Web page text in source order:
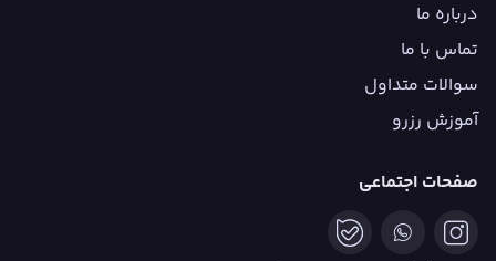
درباره ما
تماس با ما
سوالات متداول
آموزش رزرو
صفحات اجتماعی